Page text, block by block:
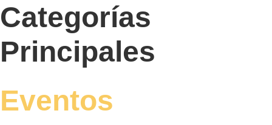
Categorías
Principales
Eventos